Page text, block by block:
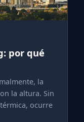
por qué
la
la altura. Sin
ocurre